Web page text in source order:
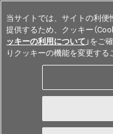
Japan
当サイトでは、サイトの利
提供するため、クッキー（
ッキーの利用について 」をご
りクッキーの機能を変更する